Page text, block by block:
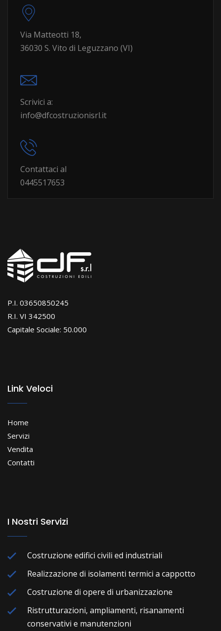
Via Matteotti 18,
36030 S. Vito di Leguzzano (VI)
Scrivici a:
info@dfcostruzionisrl.it
Contattaci al
0445517653
P.I. 03650850245
R.I. VI 342500
Capitale Sociale: 50.000
Link Veloci
Home
Servizi
Vendita
Contatti
I Nostri Servizi
Costruzione edifici civili ed industriali
Realizzazione di isolamenti termici a cappotto
Costruzione di opere di urbanizzazione
Ristrutturazioni, ampliamenti, risanamenti
conservativi e manutenzioni